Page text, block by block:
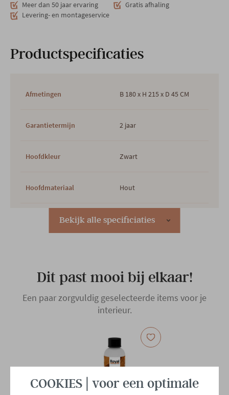
Meer dan 50 jaar ervaring
Gratis afhaling
Levering- en montageservice
Productspecificaties
Bekijk alle specificiaties
Afmetingen B 180 x H 215 x D 45 CM
Garantietermijn 2 jaar
Hoofdkleur Zwart
Hoofdmateriaal Hout
Industrieel
Dit past mooi bij elkaar!
Een paar zorgvuldig geselecteerde items voor je
interieur.
COOKIES | voor een optimale